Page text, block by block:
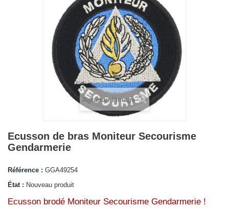
Agrandir l'image
Ecusson de bras Moniteur Secourisme
Gendarmerie
Référence : GGA49254
État : Nouveau produit
Ecusson brodé Moniteur Secourisme Gendarmerie !